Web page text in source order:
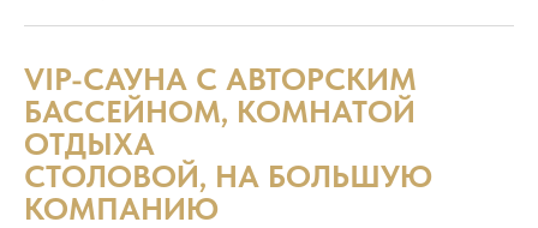
VIP-САУНА С АВТОРСКИМ
БАССЕЙНОМ, КОМНАТОЙ
ОТДЫХА
СТОЛОВОЙ, НА БОЛЬШУЮ
КОМПАНИЮ